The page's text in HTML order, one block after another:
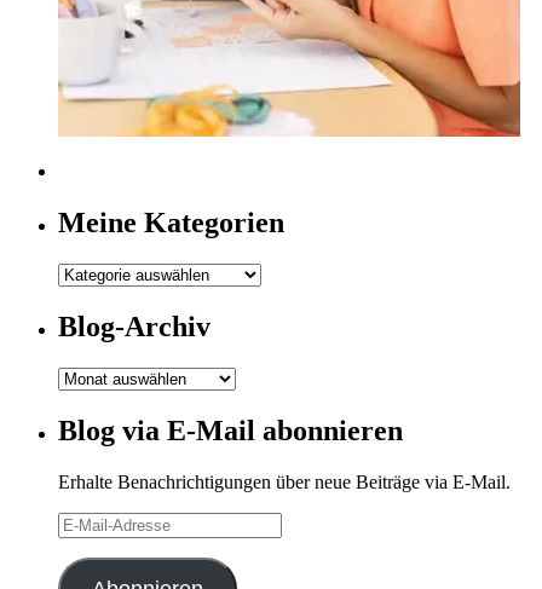
Meine Kategorien
Meine
Blog-Archiv
Blog-
Blog via E-Mail abonnieren
Erhalte Benachrichtigungen über neue Beiträge via E-Mail.
E-
Mail-
Adresse